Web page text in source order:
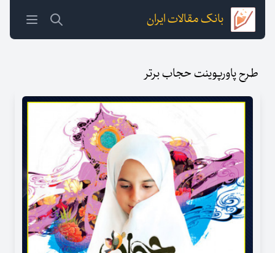
بانک مقالات ایران
طرح پاورپوینت حجاب برتر